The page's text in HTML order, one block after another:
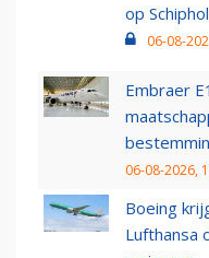
op Schiphol
06-08-
Embraer
06-08-2026,
Boeing
Lufthansa